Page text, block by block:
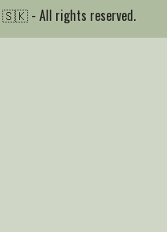
🇸🇰 - All rights reserved.